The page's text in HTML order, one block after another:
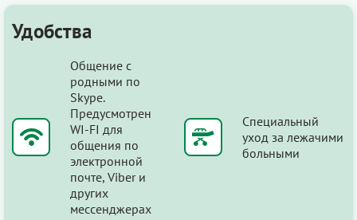
Удобства
Общение с
родными по
Skype.
Предусмотрен
WI-FI для
общения по
электронной
почте, Viber и
других
мессенджерах
Специальный
уход за лежачими
больными